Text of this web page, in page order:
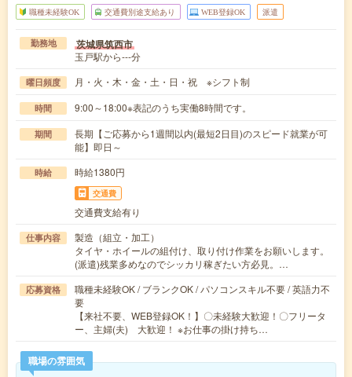
職種未経験OK 交通費別途支給あり WEB登録OK 派遣
勤務地 茨城県筑西市
玉戸駅から---分
曜日頻度 月・火・木・金・土・日・祝 ※シフト制
時間 9:00～18:00※表記のうち実働8時間です。
期間
長期【ご応募から1週間以内(最短2日目)のスピード就業が可
能】即日～
時給 時給1380円
交通費
交通費支給有り
仕事内容
製造（組立・加工）
タイヤ・ホイールの組付け、取り付け作業をお願いします。
(派遣)残業多めなのでシッカリ稼ぎたい方必見。…
応募資格
職種未経験OK / ブランクOK / パソコンスキル不要 / 英語力不
要
【来社不要、WEB登録OK！】〇未経験大歓迎！〇フリータ
ー、主婦(夫) 大歓迎！ ※お仕事の掛け持ち…
職場の雰囲気